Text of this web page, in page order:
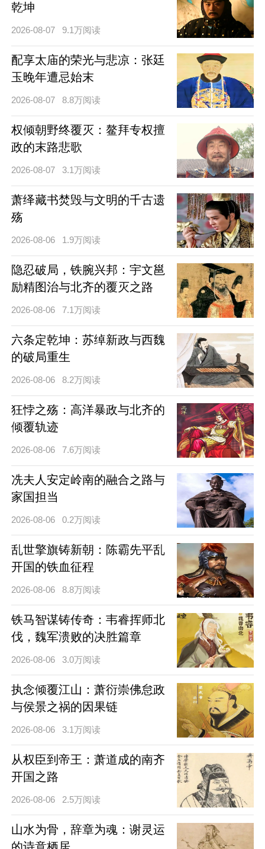
乾坤
2026-08-07 9.1万阅读
配享太庙的荣光与悲凉：张廷
玉晚年遭忌始末
2026-08-07 8.8万阅读
权倾朝野终覆灭：鳌拜专权擅
政的末路悲歌
2026-08-07 3.1万阅读
萧绎藏书焚毁与文明的千古遗
殇
2026-08-06 1.9万阅读
隐忍破局，铁腕兴邦：宇文邕
励精图治与北齐的覆灭之路
2026-08-06 7.1万阅读
六条定乾坤：苏绰新政与西魏
的破局重生
2026-08-06 8.2万阅读
狂悖之殇：高洋暴政与北齐的
倾覆轨迹
2026-08-06 7.6万阅读
冼夫人安定岭南的融合之路与
家国担当
2026-08-06 0.2万阅读
乱世擎旗铸新朝：陈霸先平乱
开国的铁血征程
2026-08-06 8.8万阅读
铁马智谋铸传奇：韦睿挥师北
伐，魏军溃败的决胜篇章
2026-08-06 3.0万阅读
执念倾覆江山：萧衍崇佛怠政
与侯景之祸的因果链
2026-08-06 3.1万阅读
从权臣到帝王：萧道成的南齐
开国之路
2026-08-06 2.5万阅读
山水为骨，辞章为魂：谢灵运
的诗意栖居